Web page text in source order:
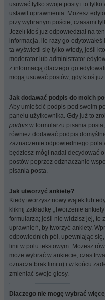
usuwać tylko swoje posty i to
ustawił uprawnienia. Możesz
przy wybranym poście, czasami
Jeżeli ktoś już odpowiedział na
informacja, ile razy go
ta wyświetli się tylko wtedy, jeśli
moderator lub administrator
z informacją dlaczego go
mogą usuwać postów, gdy ktoś
Jak dodawać podpis do moich
Aby umieścić podpis pod swoim
panelu użytkownika. Gdy już to
podpis w formularzu pisania
również dodawać podpis
zaznaczenie odpowiedniego pola
będziesz mógł nadal decydować
postów poprzez odznaczanie
pisania posta.
Jak utworzyć ankietę?
Kiedy tworzysz nowy wątek lub
kliknij zakładkę „Tworzenie
formularza; jeśli nie widzisz jej, to
uprawnień, by tworzyć ankiety.
odpowiednich pól, upewniając
linii w polu tekstowym. Możesz
może wybrać w ankiecie, czas
oznacza brak limitu) i w końcu
zmieniać swoje głosy.
Dlaczego nie mogę wybrać